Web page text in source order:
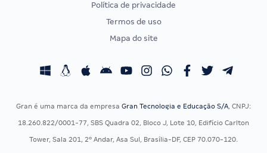
CONCURSOS POR PROFISSÃO
Concursos Fiscais
Concursos Saúde
EXAME DE ORDEM
Calendário OAB
Política de privacidade
Termos de uso
Mapa do site
Gran é uma marca da empresa Gran Tecnologia e Educação S/A, CNPJ:
18.260.822/0001-77, SBS Quadra 02, Bloco J, Lote 10, Edifício Carlton
Tower, Sala 201, 2º Andar, Asa Sul, Brasília-DF, CEP 70.070-120.